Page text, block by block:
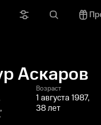
Аскаров
Возраст
1 августа 1987,
38 лет